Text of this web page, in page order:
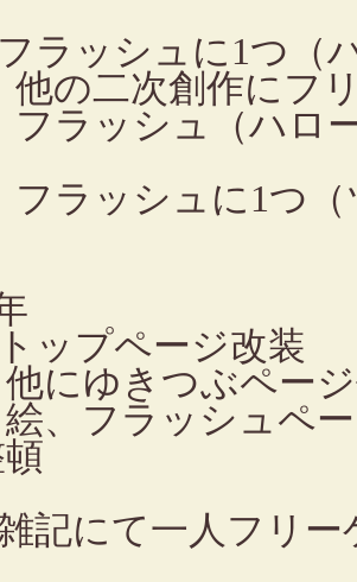
ラッシュに1つ（
他の二次創作にフ
フラッシュ（ハロ
フラッシュに1つ
ップページ改装
きつぶページ
ラッシュペー
記にて一人フリー